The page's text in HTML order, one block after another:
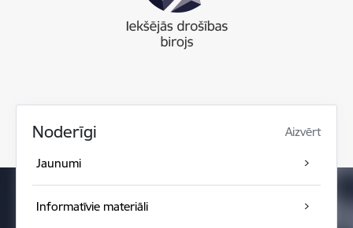
Noderīgi Aizvērt
Jaunumi
Informatīvie materiāli